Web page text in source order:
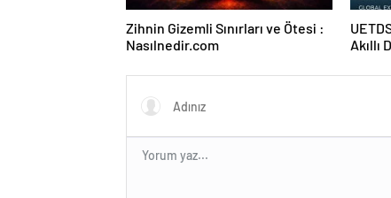
Zihnin Gizemli Sınırları ve Ötesi :
Nasılnedir.com
Akıllı